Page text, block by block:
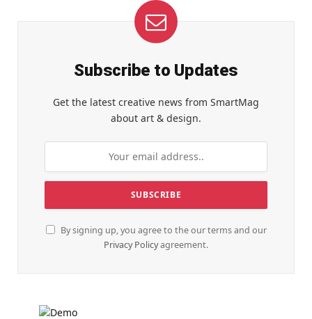
Subscribe to Updates
Get the latest creative news from SmartMag
about art & design.
By signing up, you agree to the our terms and our
Privacy Policyagreement.